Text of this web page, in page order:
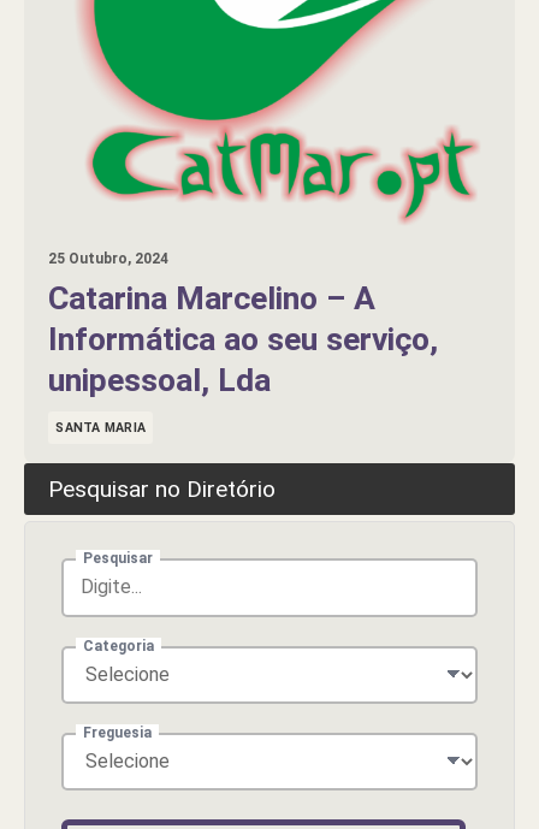
25 Outubro, 2024
Catarina Marcelino – A
Informática ao seu serviço,
unipessoal, Lda
SANTA MARIA
Pesquisar no Diretório
Pesquisar
Categoria
Freguesia